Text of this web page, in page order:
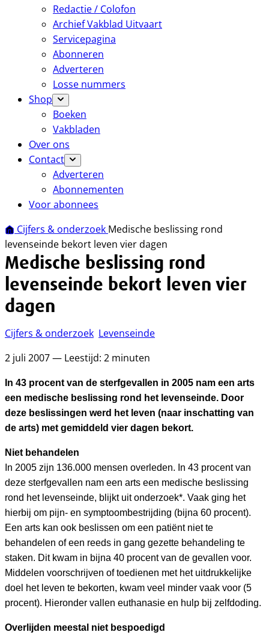
Redactie / Colofon
Archief Vakblad Uitvaart
Servicepagina
Abonneren
Adverteren
Losse nummers
Shop
Boeken
Vakbladen
Over ons
Contact
Adverteren
Abonnementen
Voor abonnees
Cijfers & onderzoek Medische beslissing rond
levenseinde bekort leven vier dagen
Medische beslissing rond
levenseinde bekort leven vier
dagen
Cijfers & onderzoek Levenseinde
2 juli 2007 — Leestijd: 2 minuten
In 43 procent van de sterfgevallen in 2005 nam een arts
een medische beslissing rond het levenseinde. Door
deze beslissingen werd het leven (naar inschatting van
de arts) met gemiddeld vier dagen bekort.
Niet behandelen
In 2005 zijn 136.000 mensen overleden. In 43 procent van
deze sterfgevallen nam een arts een medische beslissing
rond het levenseinde, blijkt uit onderzoek*. Vaak ging het
hierbij om pijn- en symptoombestrijding (bijna 60 procent).
Een arts kan ook beslissen om een patiënt niet te
behandelen of een reeds in gang gezette behandeling te
staken. Dit kwam in bijna 40 procent van de gevallen voor.
Middelen voorschrijven of toedienen met het uitdrukkelijke
doel het leven te bekorten, kwam veel minder vaak voor (5
procent). Hieronder vallen euthanasie en hulp bij zelfdoding.
Overlijden meestal niet bespoedigd